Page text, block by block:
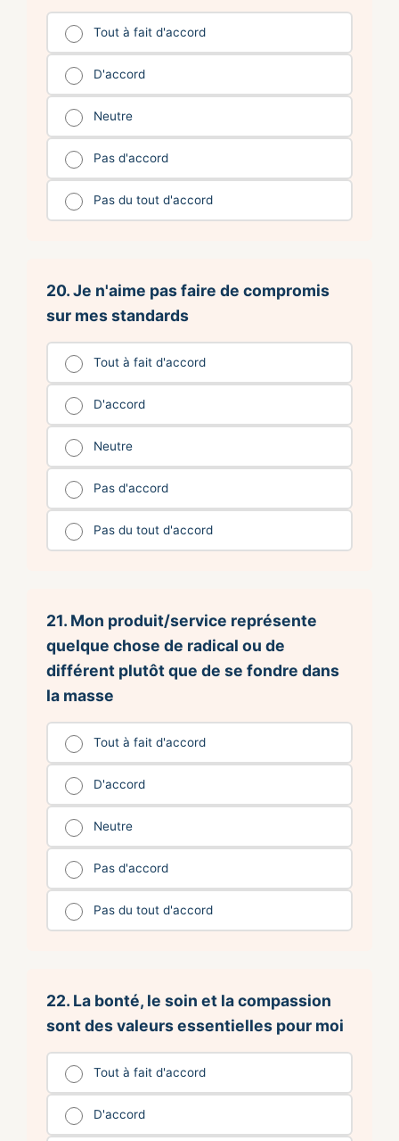
Tout à fait d'accord
D'accord
Neutre
Pas d'accord
Pas du tout d'accord
20. Je n'aime pas faire de compromis
sur mes standards
Tout à fait d'accord
D'accord
Neutre
Pas d'accord
Pas du tout d'accord
21. Mon produit/service représente
quelque chose de radical ou de
différent plutôt que de se fondre dans
la masse
Tout à fait d'accord
D'accord
Neutre
Pas d'accord
Pas du tout d'accord
22. La bonté, le soin et la compassion
sont des valeurs essentielles pour moi
Tout à fait d'accord
D'accord